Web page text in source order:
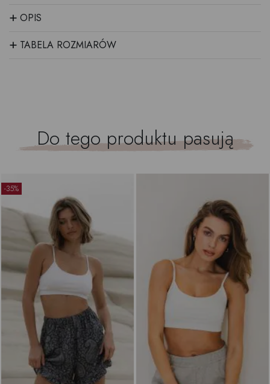
+ OPIS
+ TABELA ROZMIARÓW
Do tego produktu pasują
-35%